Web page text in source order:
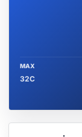
MAX
32C